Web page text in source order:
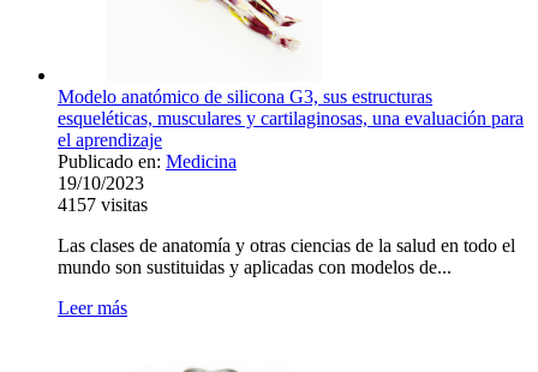
Modelo anatómico de silicona G3, sus estructuras
esqueléticas, musculares y cartilaginosas, una evaluación para
el aprendizaje
Publicado en: Medicina
19/10/2023
4157 visitas
Las clases de anatomía y otras ciencias de la salud en todo el
mundo son sustituidas y aplicadas con modelos de...
Leer más